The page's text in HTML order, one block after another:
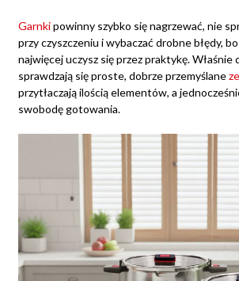
Garnkipowinny szybko się nagrzewać, nie
przy czyszczeniu i wybaczać drobne błędy,
najwięcej uczysz się przez praktykę.
sprawdzają się proste, dobrze przemyślane
przytłaczają ilością elementów, a
swobodę gotowania.